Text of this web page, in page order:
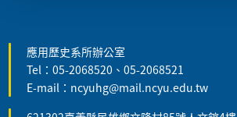
應用歷史系所辦公室
Tel：05-2068520、05-2068521
E-mail：ncyuhg@mail.ncyu.edu.tw